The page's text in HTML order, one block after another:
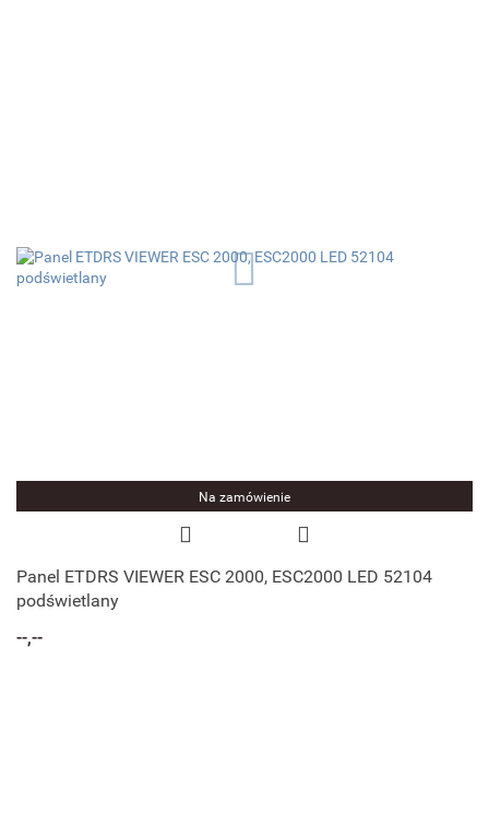
Na zamówienie
Panel ETDRS VIEWER ESC 2000, ESC2000 LED 52104
podświetlany
--,--